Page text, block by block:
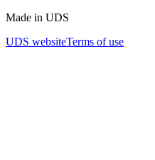
Made in UDS
UDS websiteTerms of use